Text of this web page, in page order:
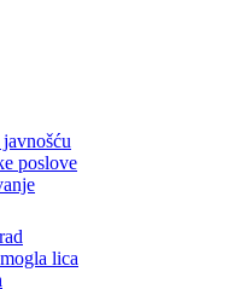
pitanja
poslove